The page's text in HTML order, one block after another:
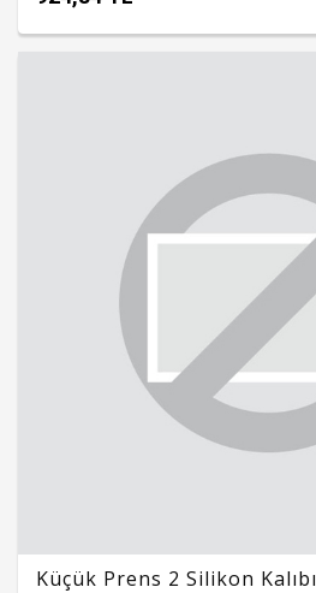
Küçük Prens 2 Silikon Kalıbı